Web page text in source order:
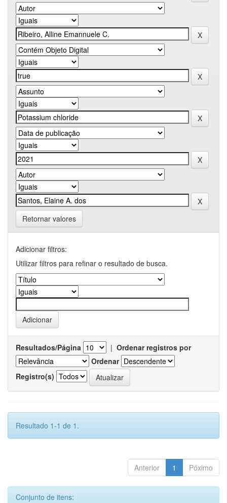
Retornar valores
Adicionar filtros:
Utilizar filtros para refinar o resultado de busca.
Resultados/Página | Ordenar registros por
Ordenar
Registro(s)
Resultado 1-1 de 1.
Anterior 1 Póximo
Conjunto de itens: